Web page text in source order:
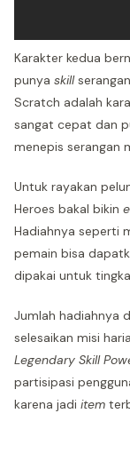
Karakter kedua
punya skill
Scratch adalah
sangat cepat dan
menepis serangan
Untuk rayakan
Heroes bakal bikin
Hadiahnya seperti
pemain bisa
dipakai untuk
Jumlah hadiahnya
selesaikan misi
Legendary Skill
partisipasi
karena jadi item